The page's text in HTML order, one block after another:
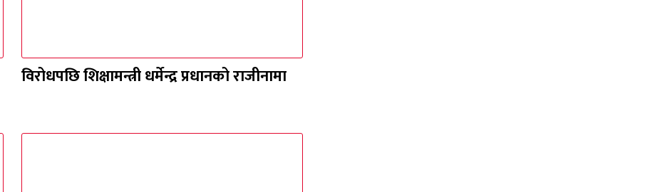
विरोधपछि शिक्षामन्त्री धर्मेन्द्र प्रधानको राजीनामा